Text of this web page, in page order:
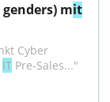
mit
Cyber
IT Pre-Sales..."